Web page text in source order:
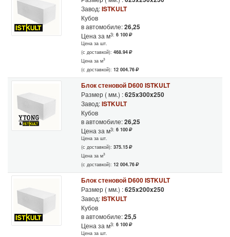
Завод:ISTKULT
Кубов
в автомобиле:26,25
Цена за м3: 6 100
Цена за шт.
(с доставкой): 468.94
Цена за м3
(с доставкой): 12 004.76
Блок стеновой D600 ISTKULT
Размер ( мм.) :625x300x250
Завод:ISTKULT
Кубов
в автомобиле:26,25
Цена за м3: 6 100
Цена за шт.
(с доставкой): 375.15
Цена за м3
(с доставкой): 12 004.76
Блок стеновой D600 ISTKULT
Размер ( мм.) :625x200x250
Завод:ISTKULT
Кубов
в автомобиле:25,5
Цена за м3: 6 100
Цена за шт.